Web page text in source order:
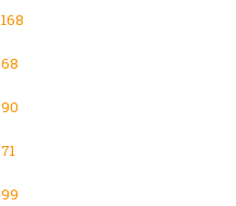
168
68
90
71
99